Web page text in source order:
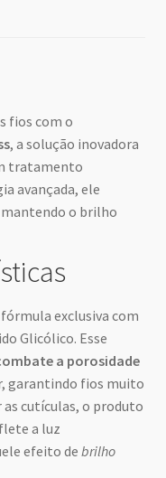
fios com o
, a solução inovadora
tratamento
avançada, ele
o brilho
exclusiva com
Glicólico. Esse
a porosidade
garantindo fios muito
as cutículas, o produto
a luz
efeito de brilho